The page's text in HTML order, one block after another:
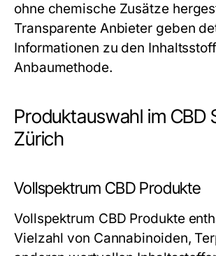
ohne chemische Zusätze
Transparente Anbieter geben
Informationen zu den
Anbaumethode.
Produktauswahl im CBD
Zürich
Vollspektrum CBD Produkte
Vollspektrum CBD Produkte
Vielzahl von Cannabinoiden,